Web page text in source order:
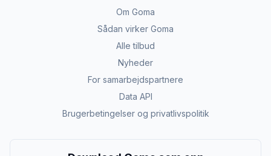
Om Goma
Sådan virker Goma
Alle tilbud
Nyheder
For samarbejdspartnere
Data API
Brugerbetingelser og privatlivspolitik